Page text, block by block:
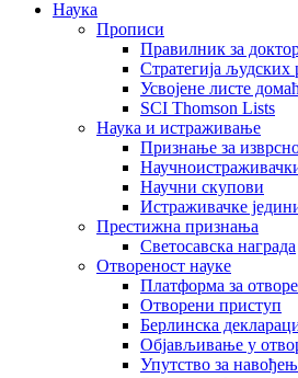
Наука
Прописи
Правилник за
Стратегија људских
Усвојене листе
SCI Thomson Lists
Наука и истраживање
Признање за
Научни скупови
Истраживачке
Престижна признања
Светосавска награда
Отвореност науке
Платформа за
Отворени приступ
Берлинска
Објављивање у
Упутство за